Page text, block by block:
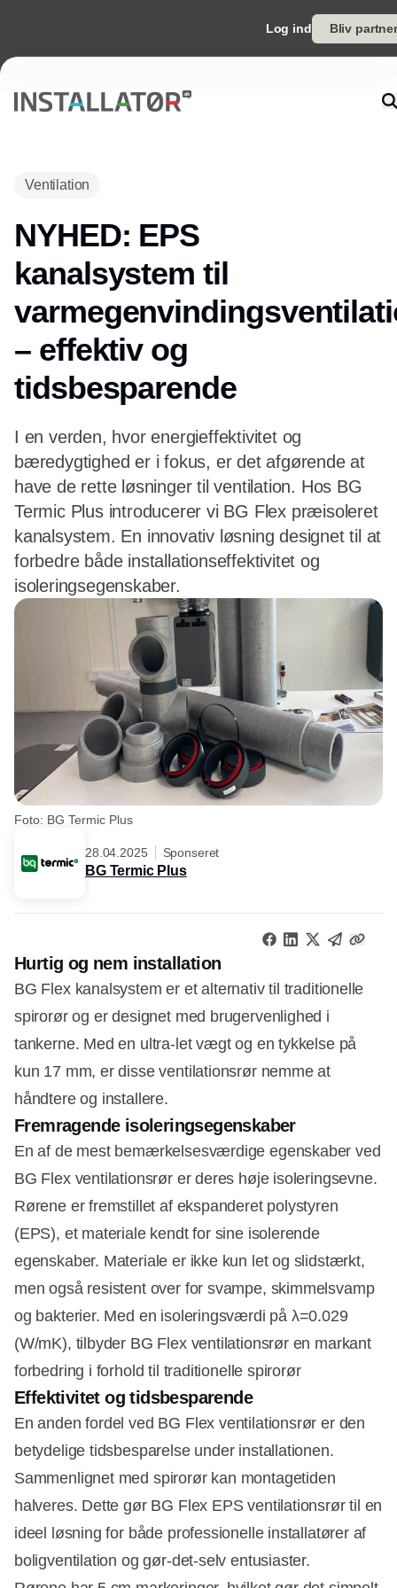
Log ind Bliv partner
Ventilation
NYHED: EPS
kanalsystem til
– effektiv og
tidsbesparende
I en verden, hvor energieffektivitet og
bæredygtighed er i fokus, er det afgørende at
have de rette løsninger til ventilation. Hos BG
Termic Plus introducerer vi BG Flex præisoleret
kanalsystem. En innovativ løsning designet til at
forbedre både installationseffektivitet og
isoleringsegenskaber.
Foto: BG Termic Plus
28.04.2025 Sponseret
BG Termic Plus
Hurtig og nem installation
BG Flex kanalsystem er et alternativ til traditionelle
spirorør og er designet med brugervenlighed i
tankerne. Med en ultra-let vægt og en tykkelse på
kun 17 mm, er disse ventilationsrør nemme at
håndtere og installere.
Fremragende isoleringsegenskaber
En af de mest bemærkelsesværdige egenskaber ved
BG Flex ventilationsrør er deres høje isoleringsevne.
Rørene er fremstillet af ekspanderet polystyren
(EPS), et materiale kendt for sine isolerende
egenskaber. Materiale er ikke kun let og slidstærkt,
men også resistent over for svampe, skimmelsvamp
og bakterier. Med en isoleringsværdi på λ=0.029
(W/mK), tilbyder BG Flex ventilationsrør en markant
forbedring i forhold til traditionelle spirorør
Effektivitet og tidsbesparende
En anden fordel ved BG Flex ventilationsrør er den
betydelige tidsbesparelse under installationen.
Sammenlignet med spirorør kan montagetiden
halveres. Dette gør BG Flex EPS ventilationsrør til en
ideel løsning for både professionelle installatører af
boligventilation og gør-det-selv entusiaster.